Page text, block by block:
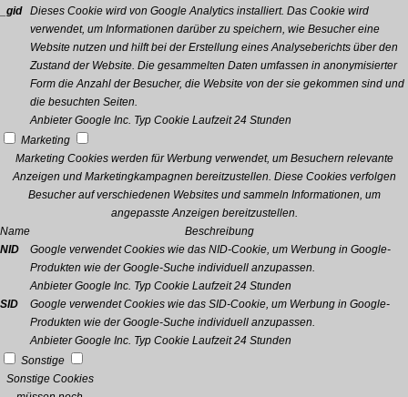
_gid
Dieses Cookie wird von Google Analytics installiert. Das Cookie wird
verwendet, um Informationen darüber zu speichern, wie Besucher eine
Website nutzen und hilft bei der Erstellung eines Analyseberichts über den
Zustand der Website. Die gesammelten Daten umfassen in anonymisierter
Form die Anzahl der Besucher, die Website von der sie gekommen sind und
die besuchten Seiten.
Anbieter Google Inc. Typ Cookie Laufzeit 24 Stunden
Marketing
Marketing Cookies werden für Werbung verwendet, um Besuchern relevante
Anzeigen und Marketingkampagnen bereitzustellen. Diese Cookies verfolgen
Besucher auf verschiedenen Websites und sammeln Informationen, um
angepasste Anzeigen bereitzustellen.
Name
Beschreibung
NID
Google verwendet Cookies wie das NID-Cookie, um Werbung in Google-
Produkten wie der Google-Suche individuell anzupassen.
Anbieter Google Inc. Typ Cookie Laufzeit 24 Stunden
SID
Google verwendet Cookies wie das SID-Cookie, um Werbung in Google-
Produkten wie der Google-Suche individuell anzupassen.
Anbieter Google Inc. Typ Cookie Laufzeit 24 Stunden
Sonstige
Sonstige Cookies